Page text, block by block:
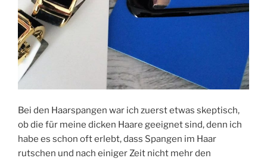
Bei den Haarspangen war ich zuerst etwas skeptisch,
ob die für meine dicken Haare geeignet sind, denn ich
habe es schon oft erlebt, dass Spangen im Haar
rutschen und nach einiger Zeit nicht mehr den